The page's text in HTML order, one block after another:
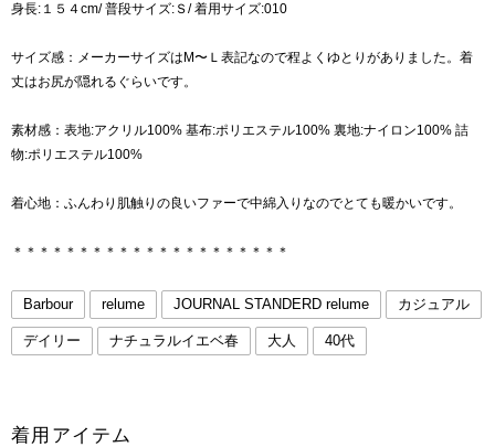
身長:１５４cm/ 普段サイズ:Ｓ/ 着用サイズ:010
サイズ感：メーカーサイズはM〜Ｌ表記なので程よくゆとりがありました。着
丈はお尻が隠れるぐらいです。
素材感：表地:アクリル100% 基布:ポリエステル100% 裏地:ナイロン100% 詰
物:ポリエステル100%
着心地：ふんわり肌触りの良いファーで中綿入りなのでとても暖かいです。
＊＊＊＊＊＊＊＊＊＊＊＊＊＊＊＊＊＊＊＊＊
Barbour relume JOURNAL STANDERD relume カジュアル
デイリー ナチュラルイエベ春 大人 40代
着用アイテム